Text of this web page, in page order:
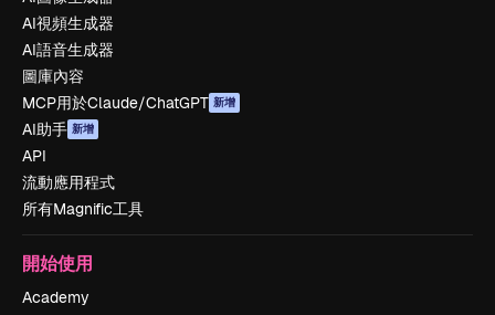
AI視頻生成器
AI語音生成器
圖庫內容
MCP用於Claude/ChatGPT 新增
AI助手 新增
API
流動應用程式
所有Magnific工具
開始使用
Academy